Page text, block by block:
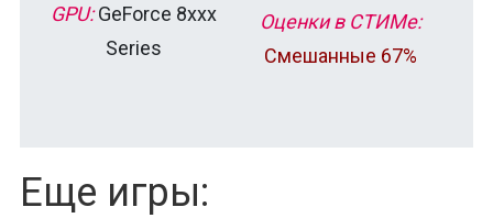
GPU:GeForce 8xxx
Series
Оценки в СТИМе:
Смешанные 67%
Еще игры: